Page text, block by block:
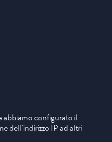
abbiamo configurato il
dell’indirizzo IP ad altri